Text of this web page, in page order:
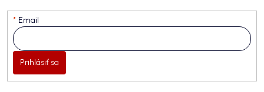
Email
Prihlásiť sa